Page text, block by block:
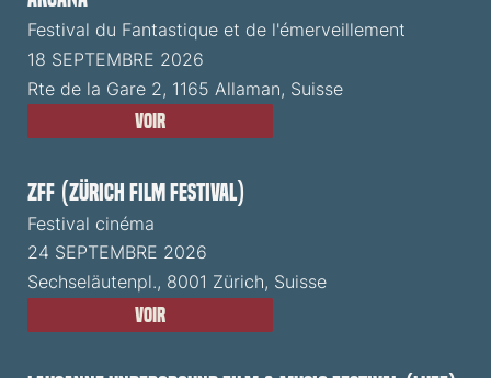
Festival du Fantastique et de l'émerveillement
18 SEPTEMBRE 2026
Rte de la Gare 2, 1165 Allaman, Suisse
Voir
ZFF (Zürich Film Festival)
Festival cinéma
24 SEPTEMBRE 2026
Sechseläutenpl., 8001 Zürich, Suisse
Voir